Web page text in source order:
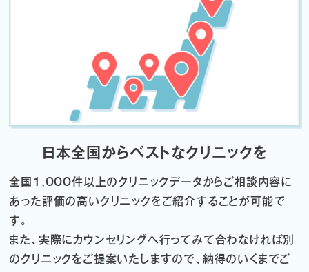
日本全国からベストなクリニックを
全国1,000件以上のクリニックデータからご相談内容に
あった評価の高いクリニックをご紹介することが可能で
す。
また、実際にカウンセリングへ行ってみて合わなければ別
のクリニックをご提案いたしますので、納得のいくまでご